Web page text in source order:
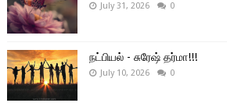
July 31, 2026 0
நட்பியல் - சுரேஷ் தர்மா!!!
July 10, 2026 0